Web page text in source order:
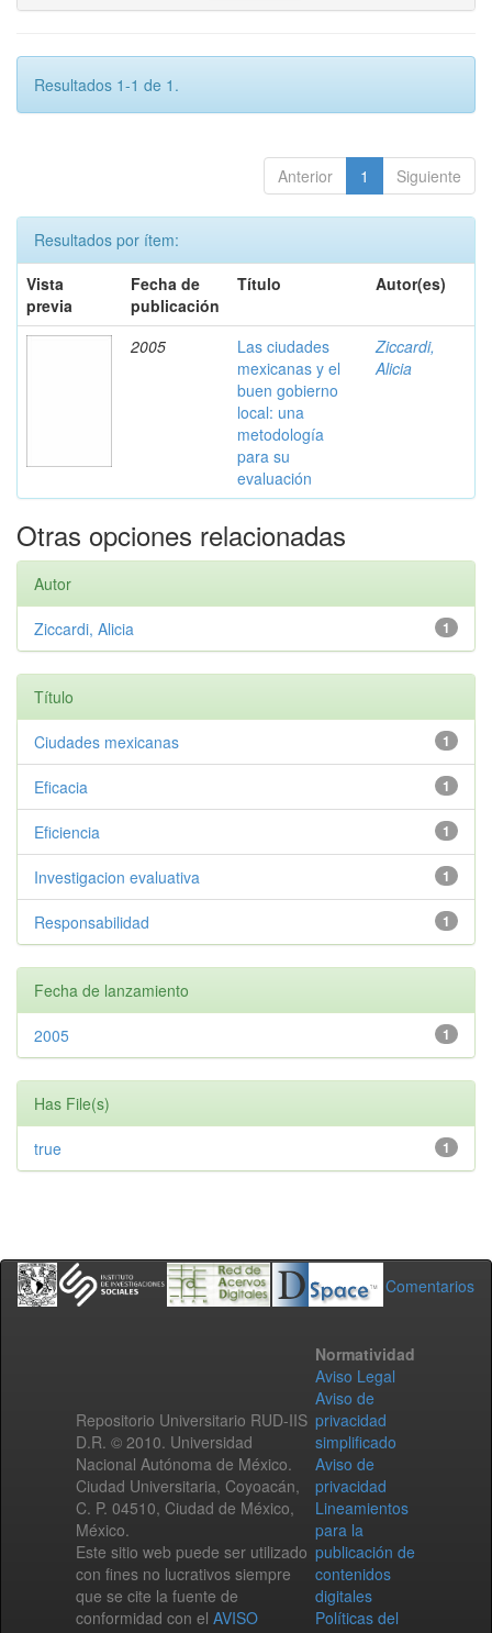
Resultados 1-1 de 1.
Anterior 1 Siguiente
Resultados por ítem:
Vista
previa
Fecha de
publicación
Título Autor(es)
2005
Las ciudades
mexicanas y el
buen gobierno
local: una
metodología
para su
evaluación
Ziccardi,
Alicia
Otras opciones relacionadas
Autor
1
Ziccardi, Alicia
Título
1
Ciudades mexicanas
1
Eficacia
1
Eficiencia
1
Investigacion evaluativa
1
Responsabilidad
Fecha de lanzamiento
1
2005
Has File(s)
1
true
Comentarios
Repositorio Universitario RUD-IIS
D.R. © 2010. Universidad
Nacional Autónoma de México.
Ciudad Universitaria, Coyoacán,
C. P. 04510, Ciudad de México,
México.
Este sitio web puede ser utilizado
con fines no lucrativos siempre
que se cite la fuente de
conformidad con el AVISO
Normatividad
Aviso Legal
Aviso de
privacidad
simplificado
Aviso de
privacidad
Lineamientos
para la
publicación de
contenidos
digitales
Políticas del